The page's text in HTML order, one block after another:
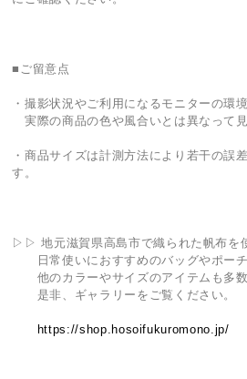
■ご留意点
・撮影状況やご利用になるモニターの環
実際の商品の色や風合いとは異なって
・商品サイズは計測方法により若干の誤
す。
▷▷ 地元滋賀県高島市で織られた帆布を
日常使いにおすすめのバッグやポーチ
他のカラーやサイズのアイテムも多数
是非、ギャラリーをご覧ください。
https://shop.hosoifukuromono.jp/